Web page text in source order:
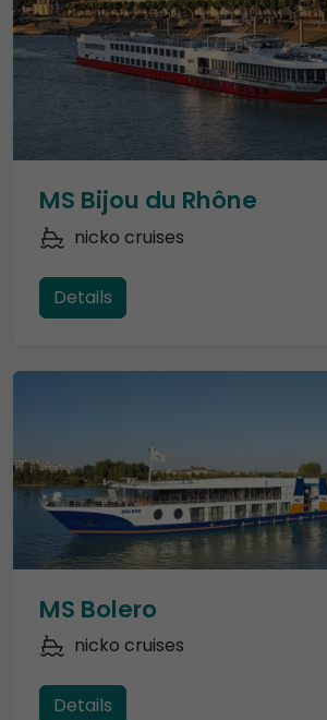
MS Bijou du Rhône
nicko cruises
Details
MS Bolero
nicko cruises
Details